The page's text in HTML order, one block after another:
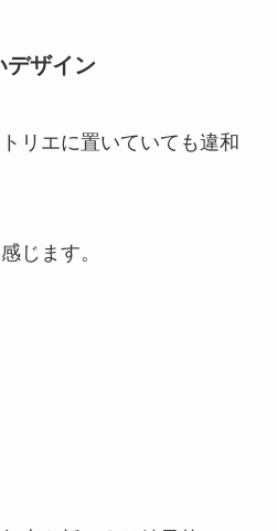
ザイン
リエに置いていても違和
じます。